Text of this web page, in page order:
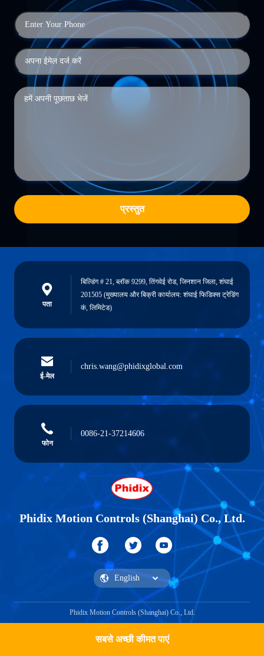
सबसे अच्छी कीमत पाएं
प्रस्तुत
पता
बिल्डिंग # 21, ब्लॉक 9299, तिंगवेई रोड, जिनशान जिला, शंघाई
201505 (मुख्यालय और बिक्री कार्यालय: शंघाई फिडिक्स ट्रेडिंग
कं, लिमिटेड)
ई-मेल
chris.wang@phidixglobal.com
फोन
0086-21-37214606
Phidix Motion Controls (Shanghai) Co., Ltd.
Phidix Motion Controls (Shanghai) Co., Ltd.
एक उद्धरण प्राप्त करें